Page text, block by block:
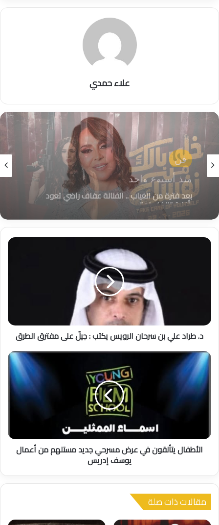
علاء حمدي
فن
منذ 3 أسابيع
ياسمين عبدالعزيز تخطف الأنظار في الجولة الخليجية
لفيلم «خلي بالك من نفسك»
د
ي
س
ر
ح
ن
و
ك
ب
:
ج
د. طراد علي بن سرحان الرويس يكتب : جيلٌ على مفترق الطرق
ا
ل
أ
ط
ت
و
ي
ع
الأطفال يتألقون في عرض مسرحي جديد مستلهم من أعمال
يوسف إدريس
مقالات ذات صلة